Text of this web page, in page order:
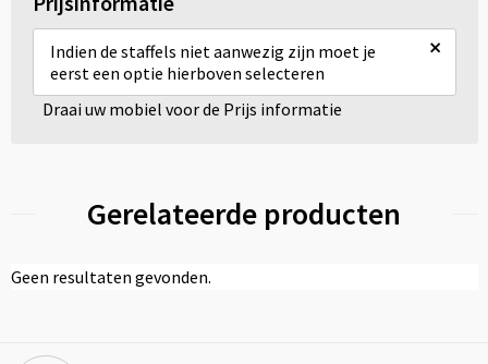
Indien de staffels niet aanwezig zijn moet je
eerst een optie hierboven selecteren
×
Draai uw mobiel voor de Prijs informatie
Gerelateerde producten
Geen resultaten gevonden.